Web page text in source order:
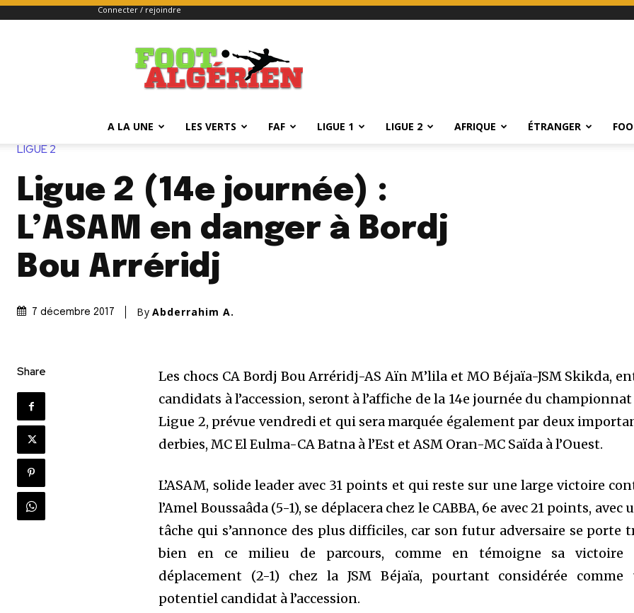
Connecter / rejoindre
FOOTALGERIEN
A LA UNE LES VERTS FAF LIGUE 1 LIGUE 2 AFRIQUE ÉTRANGER
LIGUE 2
Ligue 2 (14e journée) :
L’ASAM en danger à Bordj
Bou Arréridj
7 décembre 2017 By Abderrahim A.
Share
Les chocs CA Bordj Bou Arréridj-AS Aïn M’lila et MO Béjaïa-JSM Skikda,
candidats à l’accession, seront à l’affiche de la 14e journée du
Ligue 2, prévue vendredi et qui sera marquée également par deux
derbies, MC El Eulma-CA Batna à l’Est et ASM Oran-MC Saïda à l’Ouest.
L’ASAM, solide leader avec 31 points et qui reste sur une large victoire
l’Amel Boussaâda (5-1), se déplacera chez le CABBA, 6e avec 21 points, avec
tâche qui s’annonce des plus difficiles, car son futur adversaire se porte
bien en ce milieu de parcours, comme en témoigne sa victoire
déplacement (2-1) chez la JSM Béjaïa, pourtant considérée comme
potentiel candidat à l’accession.